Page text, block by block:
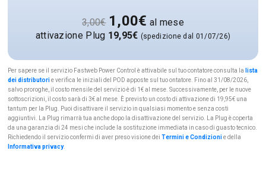
3,00€ 1,00€ al mese
attivazione Plug 19,95€ (spedizione dal 01/07/26)
Per sapere se il servizio Fastweb Power Control è attivabile sul tuo contatore consulta la lista
dei distributorie verifica le iniziali del POD apposte sul tuo ontatore. Fino al 31/08/2026,
salvo proroghe, il costo mensile del servizio è di 1€ al mese. Successivamente, per le nuove
sottoscrizioni, il costo sarà di 3€ al mese. È previsto un costo di attivazione di 19,95€ una
tantum per la Plug. Puoi disattivare il servizio in qualsiasi momento e senza costi
aggiuntivi. La Plug rimarrà tua anche dopo la disattivazione del servizio. La Plug è coperta
da una garanzia di 24 mesi che include la sostituzione immediata in caso di guasto tecnico.
Richiedendo il servizio confermi di aver preso visione dei Termini e Condizionie della
Informativa privacy.